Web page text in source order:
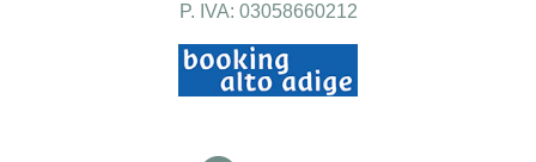
P. IVA: 03058660212